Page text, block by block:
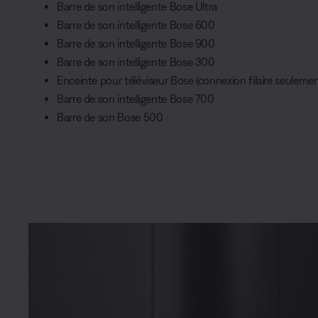
Barre de son intelligente Bose Ultra
Barre de son intelligente Bose 600
Barre de son intelligente Bose 900
Barre de son intelligente Bose 300
Enceinte pour téléviseur Bose (connexion filaire
Barre de son intelligente Bose 700
Barre de son Bose 500